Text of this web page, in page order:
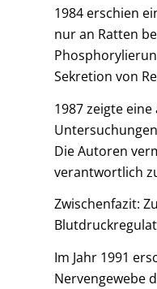
1984 erschien
nur an Ratten
Sekretion von
1987 zeigte
Die Autoren
verantwortlich
Zwischenfazit:
Im Jahr 1991
Nervengewebe